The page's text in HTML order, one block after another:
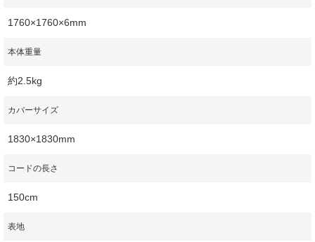
1760×1760×6mm
本体重量
約2.5kg
カバーサイズ
1830×1830mm
コードの長さ
150cm
表地